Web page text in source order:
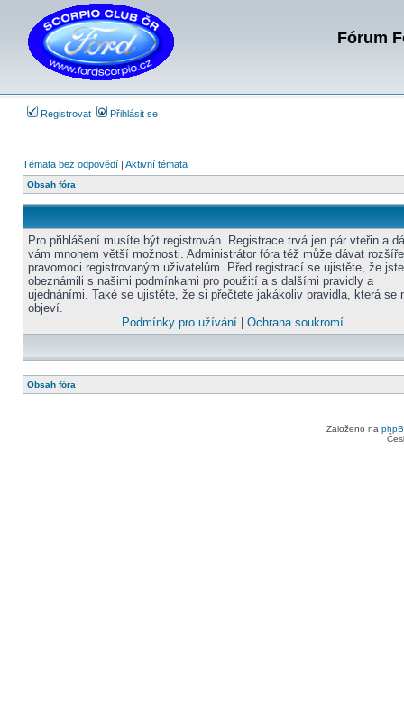
Fórum
Registrovat Přihlásit se
Témata bez odpovědí | Aktivní témata
Obsah fóra
Pro přihlášení musíte být registrován. Registrace trvá jen pár vteřin a
vám mnohem větší možnosti. Administrátor fóra též může dávat
pravomoci registrovaným uživatelům. Před registrací se ujistěte, že
obeznámili s našimi podmínkami pro použití a s dalšími pravidly a
ujednáními. Také se ujistěte, že si přečtete jakákoliv pravidla, která se
objeví.
Podmínky pro užívání| Ochrana soukromí
Obsah fóra
Založeno na